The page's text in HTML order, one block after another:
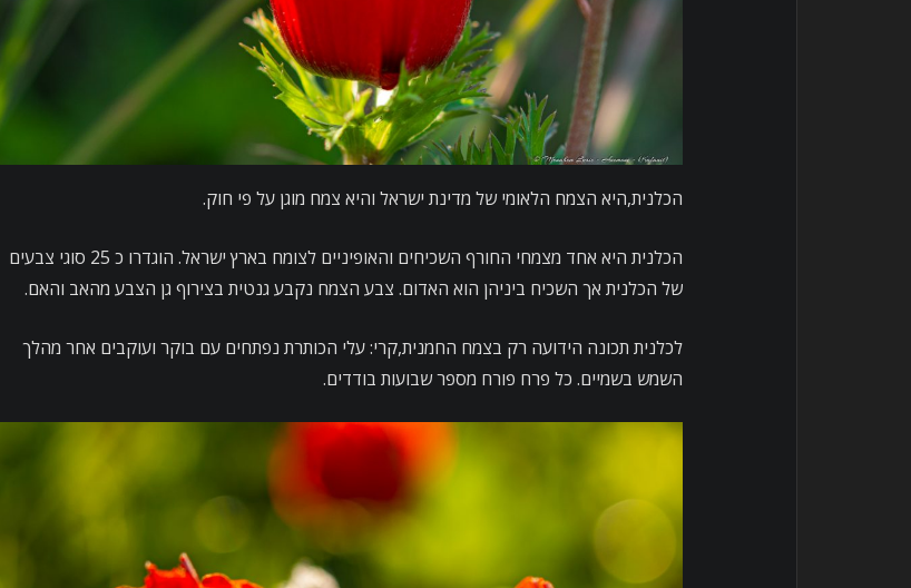
הכלנית,היא הצמח הלאומי של מדינת ישראל והיא צמח מוגן על פי חוק.
הכלנית היא אחד מצמחי החורף השכיחים והאופיניים לצומח בארץ ישראל. הוגדרו כ 25 סוגי צבעים
של הכלנית אך השכיח ביניהן הוא האדום. צבע הצמח נקבע גנטית בצירוף גן הצבע מהאב והאם.
לכלנית תכונה הידועה רק בצמח החמנית,קרי: עלי הכותרת נפתחים עם בוקר ועוקבים אחר מהלך
השמש בשמיים. כל פרח פורח מספר שבועות בודדים.